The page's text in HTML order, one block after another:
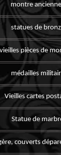
montre
statues de
vieilles pièces de
médailles
Vieilles cartes
Statue de
couverts